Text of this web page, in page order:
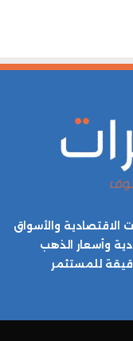
والأسواق
وأسعار الذهب
للمستثمر